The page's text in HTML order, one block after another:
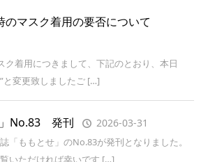
のマスク着用の要否について
ク着用につきまして、下記のとおり、本日
と変更致しましたご […]
No.83 発刊 2026-03-31
「ももとせ」のNo.83が発刊となりました。
いただければ幸いです […]